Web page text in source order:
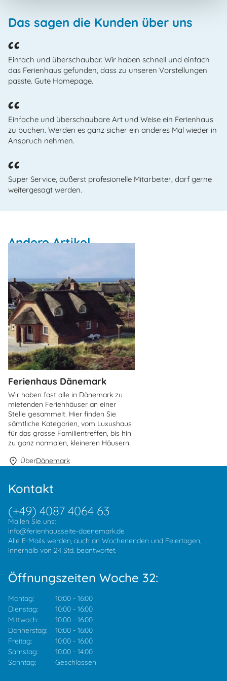
Das sagen die Kunden über uns
Einfach und überschaubar. Wir haben schnell und einfach
das Ferienhaus gefunden, dass zu unseren Vorstellungen
passte. Gute Homepage.
Einfache und überschaubare Art und Weise ein Ferienhaus
zu buchen. Werden es ganz sicher ein anderes Mal wieder in
Anspruch nehmen.
Super Service, äußerst profesionelle Mitarbeiter, darf gerne
weitergesagt werden.
Andere Artikel
Ferienhaus Dänemark
Wir haben fast alle in Dänemark zu
mietenden Ferienhäuser an einer
Stelle gesammelt. Hier finden Sie
sämtliche Kategorien, vom Luxushaus
für das grosse Familientreffen, bis hin
zu ganz normalen, kleineren Häusern.
ÜberDänemark
Kontakt
(+49) 4087 4064 63
Mailen Sie uns:
info@ferienhausseite-daenemark.de
Alle E-Mails werden, auch an Wochenenden und Feiertagen,
innerhalb von 24 Std. beantwortet.
Öffnungszeiten Woche 32:
Montag: 10:00 - 16:00
Dienstag:
10:00 - 16:00
Mittwoch:
10:00 - 16:00
Donnerstag:
10:00 - 16:00
Freitag:
10:00 - 16:00
Samstag:
10:00 - 14:00
Sonntag:
Geschlossen